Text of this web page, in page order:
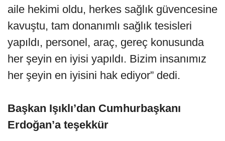
aile hekimi oldu, herkes sağlık güvencesine
kavuştu, tam donanımlı sağlık tesisleri
yapıldı, personel, araç, gereç konusunda
her şeyin en iyisi yapıldı. Bizim insanımız
her şeyin en iyisini hak ediyor” dedi.
Başkan Işıklı’dan Cumhurbaşkanı
Erdoğan’a teşekkür